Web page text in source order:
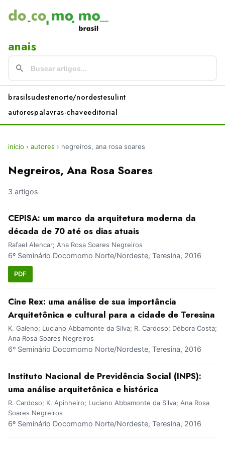
anais
brasilsudestenorte/nordestesulint
autorespalavras-chaveeditorial
início › autores › negreiros, ana rosa soares
Negreiros, Ana Rosa Soares
3 artigos
CEPISA: um marco da arquitetura moderna da
década de 70 até os dias atuais
Rafael Alencar; Ana Rosa Soares Negreiros
6º Seminário Docomomo Norte/Nordeste, Teresina, 2016
PDF
Cine Rex: uma análise de sua importância
Arquitetônica e cultural para a cidade de Teresina
K. Galeno; Luciano Abbamonte da Silva; R. Cardoso; Débora Costa;
Ana Rosa Soares Negreiros
6º Seminário Docomomo Norte/Nordeste, Teresina, 2016
Instituto Nacional de Previdência Social (INPS):
uma análise arquitetônica e histórica
R. Cardoso; K. Apinheiro; Luciano Abbamonte da Silva; Ana Rosa
Soares Negreiros
6º Seminário Docomomo Norte/Nordeste, Teresina, 2016